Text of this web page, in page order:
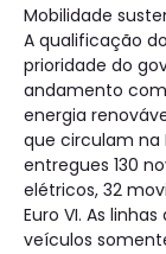
Mobilidade
A qualificação
prioridade do
andamento
energia
que circulam na
entregues 130
elétricos, 32
Euro VI. As
veículos